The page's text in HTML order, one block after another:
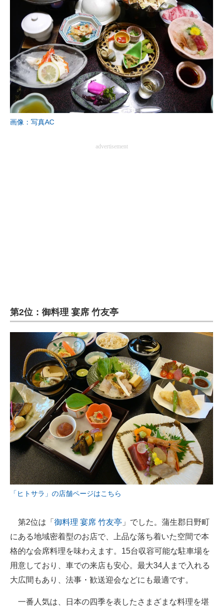
画像：写真AC
advertisement
第2位：御料理 宴席 竹友亭
「ヒトサラ」の店舗ページはこちら
第2位は「 御料理 宴席 竹友亭 」でした。蒲生郡日野町
にある地域密着型のお店で、上品な落ち着いた空間で本
格的な会席料理を味わえます。15台収容可能な駐車場を
用意しており、車での来店も安心。最大34人まで入れる
大広間もあり、法事・歓送迎会などにも最適です。
一番人気は、日本の四季を表したさまざまな料理を堪